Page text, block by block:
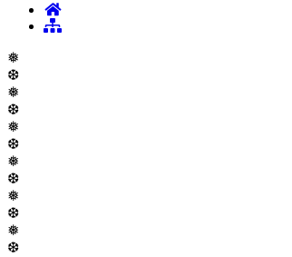
❅
❆
❅
❆
❅
❆
❅
❆
❅
❆
❅
❆